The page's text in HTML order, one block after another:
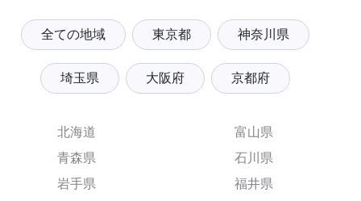
全ての地域 東京都 神奈川県
埼玉県 大阪府 京都府
北海道
青森県
岩手県
富山県
石川県
福井県